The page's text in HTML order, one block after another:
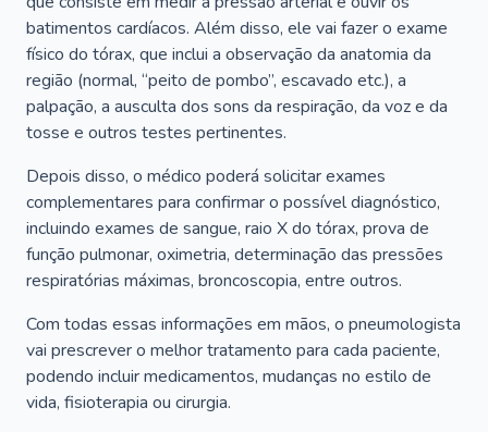
batimentos cardíacos. Além disso, ele vai fazer o exame
físico do tórax, que inclui a observação da anatomia da
região (normal, “peito de pombo”, escavado etc.), a
palpação, a ausculta dos sons da respiração, da voz e da
tosse e outros testes pertinentes.
Depois disso, o médico poderá solicitar exames
complementares para confirmar o possível diagnóstico,
incluindo exames de sangue, raio X do tórax, prova de
função pulmonar, oximetria, determinação das pressões
respiratórias máximas, broncoscopia, entre outros.
Com todas essas informações em mãos, o pneumologista
vai prescrever o melhor tratamento para cada paciente,
podendo incluir medicamentos, mudanças no estilo de
vida, fisioterapia ou cirurgia.